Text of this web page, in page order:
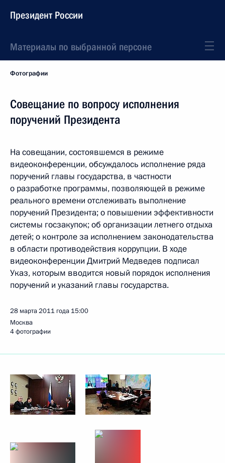
Президент России
Материалы по выбранной персоне
Фотографии
Совещание по вопросу исполнения
поручений Президента
На совещании, состоявшемся в режиме
видеоконференции, обсуждалось исполнение ряда
поручений главы государства, в частности
о разработке программы, позволяющей в режиме
реального времени отслеживать выполнение
поручений Президента; о повышении эффективности
системы госзакупок; об организации летнего отдыха
детей; о контроле за исполнением законодательства
в области противодействия коррупции. В ходе
видеоконференции Дмитрий Медведев подписал
Указ, которым вводится новый порядок исполнения
поручений и указаний главы государства.
28 марта 2011 года 15:00
Москва
4 фотографии